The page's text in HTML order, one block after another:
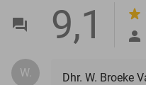
9,1
W. Dhr. W. Broeke